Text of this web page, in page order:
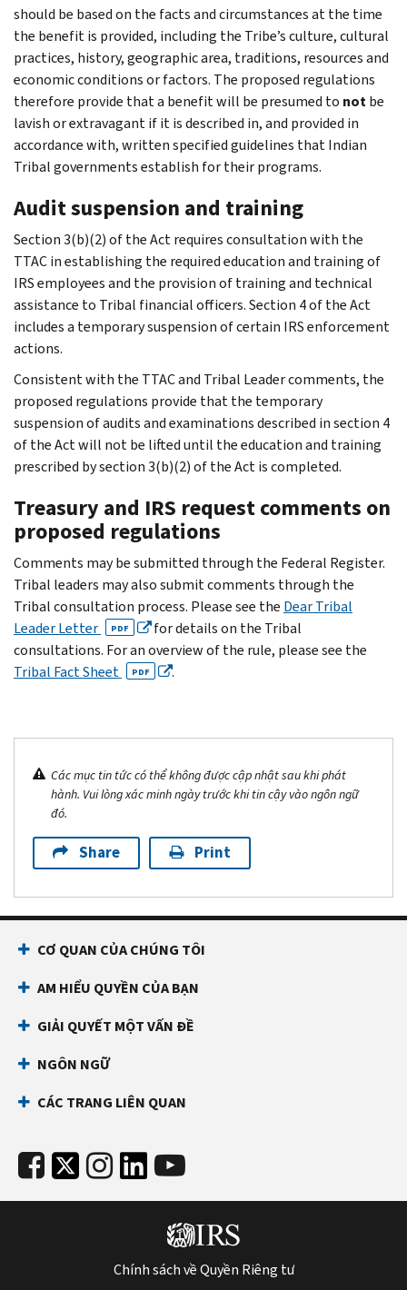
should be based on the facts and circumstances at the time
the benefit is provided, including the Tribe’s culture, cultural
practices, history, geographic area, traditions, resources and
economic conditions or factors. The proposed regulations
therefore provide that a benefit will be presumed to notbe
lavish or extravagant if it is described in, and provided in
accordance with, written specified guidelines that Indian
Tribal governments establish for their programs.
Audit suspension and training
Section 3(b)(2) of the Act requires consultation with the
TTAC in establishing the required education and training of
IRS employees and the provision of training and technical
assistance to Tribal financial officers. Section 4 of the Act
includes a temporary suspension of certain IRS enforcement
actions.
Consistent with the TTAC and Tribal Leader comments, the
proposed regulations provide that the temporary
suspension of audits and examinations described in section 4
of the Act will not be lifted until the education and training
prescribed by section 3(b)(2) of the Act is completed.
Treasury and IRS request comments on
proposed regulations
Comments may be submitted through the Federal Register.
Tribal leaders may also submit comments through the
Tribal consultation process. Please see the Dear Tribal
Leader Letter
PDF
for details on the Tribal
consultations. For an overview of the rule, please see the
Tribal Fact Sheet
PDF .
Các mục tin tức có thể không được cập nhật sau khi phát
hành. Vui lòng xác minh ngày trước khi tin cậy vào ngôn ngữ
đó.
Share Print
CƠ QUAN CỦA CHÚNG TÔI
AM HIỂU QUYỀN CỦA BẠN
GIẢI QUYẾT MỘT VẤN ĐỀ
NGÔN NGỮ
CÁC TRANG LIÊN QUAN
Chính sách về Quyền Riêng tư